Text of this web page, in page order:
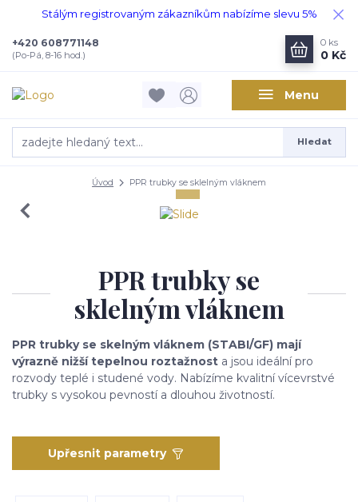
Stálým registrovaným zákazníkům nabízíme slevu 5%
Menu
Hledat
+420 608771148
(Po-Pá, 8-16 hod.)
0 ks
0 Kč
Úvod PPR trubky se sklelným vláknem
PPR trubky se
sklelným vláknem
PPR trubky se skelným vláknem (STABI/GF) mají
výrazně nižší tepelnou roztažnost a jsou ideální pro
rozvody teplé i studené vody. Nabízíme kvalitní vícevrstvé
trubky s vysokou pevností a dlouhou životností.
Upřesnit parametry